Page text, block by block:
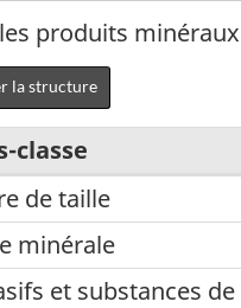
produits
la structure
classe
de taille
minérale
et substances